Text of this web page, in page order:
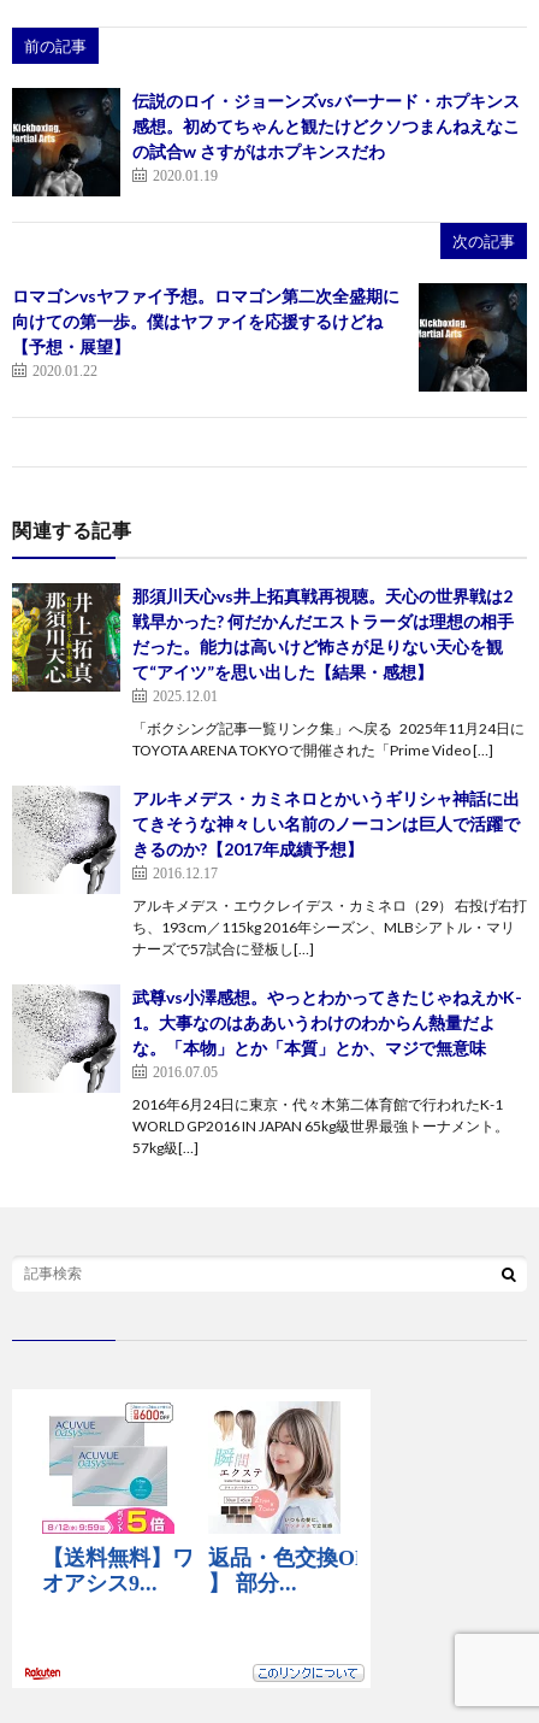
前の記事
伝説のロイ・ジョーンズvsバーナード・ホプキンス
感想。初めてちゃんと観たけどクソつまんねえなこ
の試合w さすがはホプキンスだわ
2020.01.19
次の記事
ロマゴンvsヤファイ予想。ロマゴン第二次全盛期に
向けての第一歩。僕はヤファイを応援するけどね
【予想・展望】
2020.01.22
関連する記事
那須川天心vs井上拓真戦再視聴。天心の世界戦は2
戦早かった? 何だかんだエストラーダは理想の相手
だった。能力は高いけど怖さが足りない天心を観
て“アイツ”を思い出した【結果・感想】
2025.12.01
「ボクシング記事一覧リンク集」へ戻る 2025年11月24日に
TOYOTA ARENA TOKYOで開催された「Prime Video […]
アルキメデス・カミネロとかいうギリシャ神話に出
てきそうな神々しい名前のノーコンは巨人で活躍で
きるのか?【2017年成績予想】
2016.12.17
アルキメデス・エウクレイデス・カミネロ（29） 右投げ右打
ち、193cm／115kg 2016年シーズン、MLBシアトル・マリ
ナーズで57試合に登板し[…]
武尊vs小澤感想。やっとわかってきたじゃねえかK-
1。大事なのはああいうわけのわからん熱量だよ
な。「本物」とか「本質」とか、マジで無意味
2016.07.05
2016年6月24日に東京・代々木第二体育館で行われたK-1
WORLD GP2016 IN JAPAN 65kg級世界最強トーナメント。
57kg級[…]